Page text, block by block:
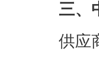
三、
供应